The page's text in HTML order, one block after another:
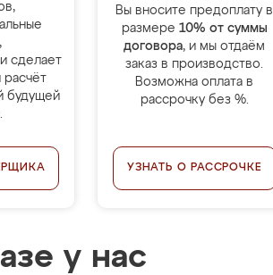
сделает
расчёт
будущей
Вы вносите предоплату в
размере 10% от суммы
договора, и мы отдаём
заказ в производство.
Возможна оплата в
рассрочку без %.
УЗНАТЬ О РАССРОЧКЕ
у нас